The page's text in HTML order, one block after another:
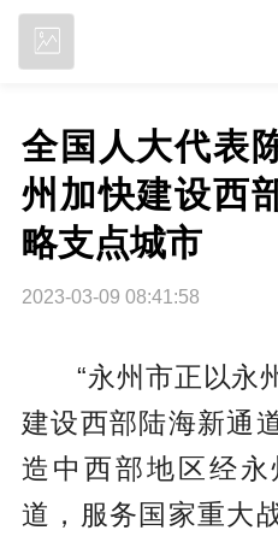
全国人大代表
州加快建设西
略支点城市
2023-03-09 08:41:58
“永州市正以永
建设西部陆海新通
造中西部地区经
道，服务国家重大